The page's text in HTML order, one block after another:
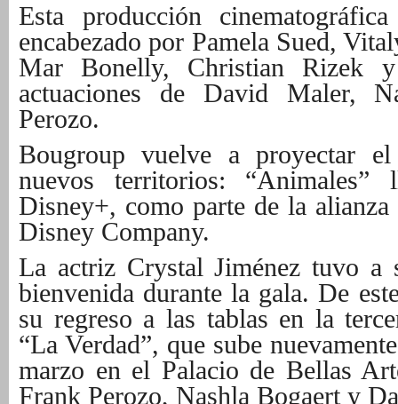
Esta producción
encabezado por Pamela Sued,
Mar Bonelly, Christian Rizek
actuaciones de David Maler,
Perozo.
Bougroup vuelve a proyectar
nuevos territorios: “Animales”
Disney+, como parte de la
Disney Company.
La actriz Crystal Jiménez tuvo a
bienvenida durante la gala. De
su regreso a las tablas en la
“La Verdad”, que sube
marzo en el Palacio de Bellas
Frank Perozo, Nashla Bogaert y